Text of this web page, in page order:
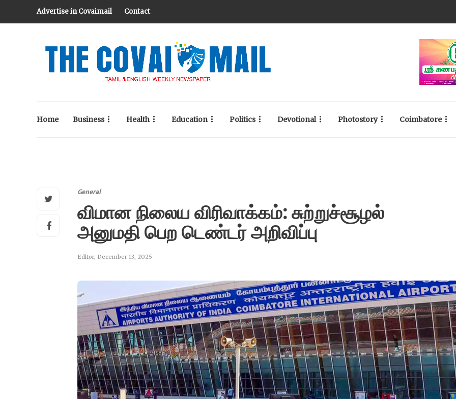
Advertise in Covaimail Contact
Home Business Health Education Politics Devotional Photostory Coimbatore
General
விமான நிலைய விரிவாக்கம்: சுற்றுச்சூழல்
அனுமதி பெற டெண்டர் அறிவிப்பு
Editor, December 13, 2025